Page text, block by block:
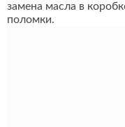
замена масла в
поломки.